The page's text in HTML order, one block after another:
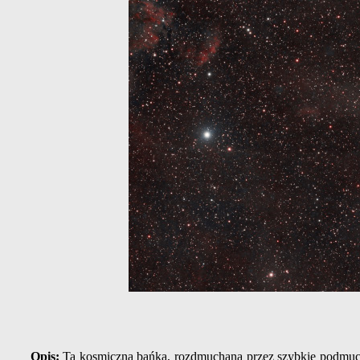
Opis:Ta kosmiczna bańka, rozdmuchana przez szybkie